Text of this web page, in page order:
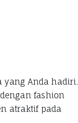
yang Anda hadiri.
fashion
atraktif pada